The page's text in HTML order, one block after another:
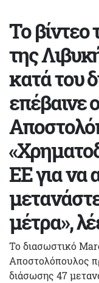
Το
της
κατά του
επέβαινε
ΕΕ για να
μέτρα»,
To διασωστικό
Αποστολόπουλος
διάσωσης 47